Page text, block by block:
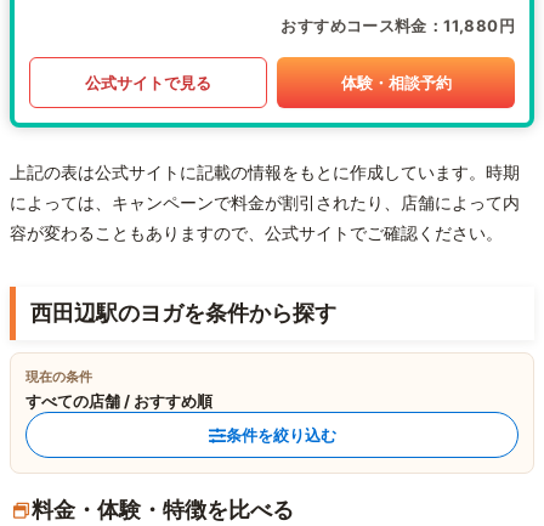
おすすめコース料金 11,880円
公式サイトで見る 体験・相談予約
上記の表は公式サイトに記載の情報をもとに作成しています。時期
によっては、キャンペーンで料金が割引されたり、店舗によって内
容が変わることもありますので、公式サイトでご確認ください。
西田辺駅のヨガを条件から探す
現在の条件
すべての店舗 / おすすめ順
条件を絞り込む
料金・体験・特徴を比べる